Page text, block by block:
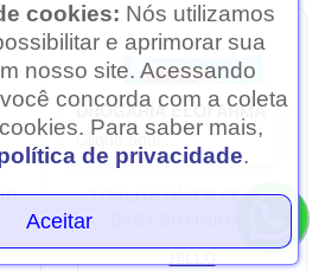
DROGARIA ELOFARMA
Clique aqui...
TOALHA UMED COTTON
TOALHA PLENITUD
cookies: Nós utilizamos
e aprimorar sua
nosso site. Acessando
concorda com a coleta
Para saber mais,
de privacidade.
Aceitar